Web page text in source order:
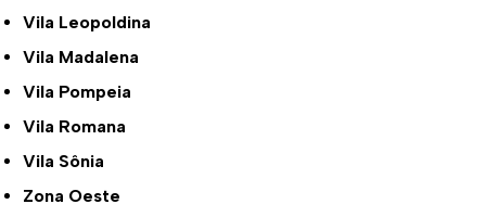
Vila Leopoldina
Vila Madalena
Vila Pompeia
Vila Romana
Vila Sônia
Zona Oeste